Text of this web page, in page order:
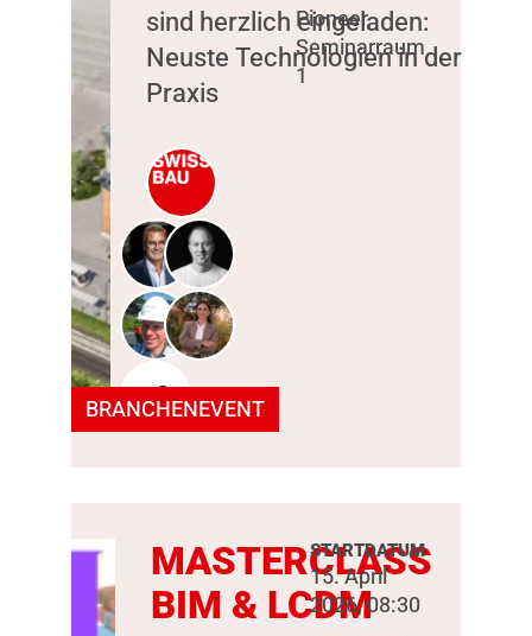
BRANCHENEVENT
sind herzlich eingeladen:
Neuste Technologien in der
Praxis
+2
Pioneer,
Seminarraum
1
MASTERCLASS
BIM & LCDM
STARTDATUM
15. April
2026, 08:30